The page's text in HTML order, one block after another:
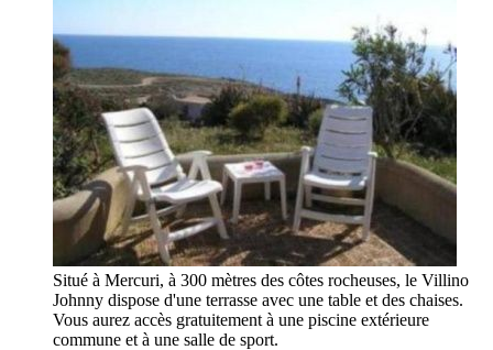
Situé à Mercuri, à 300 mètres des côtes rocheuses, le Villino
Johnny dispose d'une terrasse avec une table et des chaises.
Vous aurez accès gratuitement à une piscine extérieure
commune et à une salle de sport.